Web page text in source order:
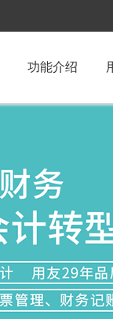
功能介绍